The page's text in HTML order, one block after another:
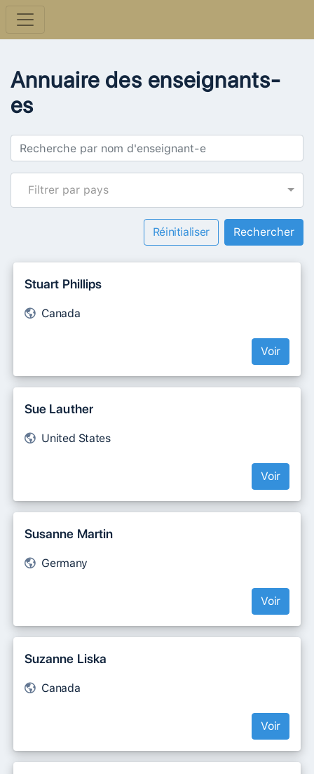
Annuaire des enseignants-
es
Filtrer par pays
Réinitialiser
Stuart Phillips
Canada
Voir
Sue Lauther
United States
Voir
Susanne Martin
Germany
Voir
Suzanne Liska
Canada
Voir